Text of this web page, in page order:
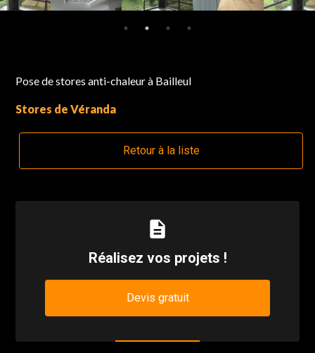
Pose de stores anti-chaleur à Bailleul
Stores de Véranda
Retour à la liste
description
Réalisez vos projets !
Devis gratuit